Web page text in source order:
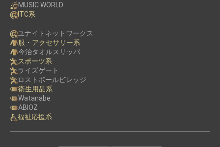
MUSIC WORLD
ITC系
ユナイトネットワークス
服・アクセサリー系
今治タオルスリッパ
スポーツ系
ライズゲート
ロストボールビレッジ
衛生用品系
Watanabe
ABIOZ
福祉応援系